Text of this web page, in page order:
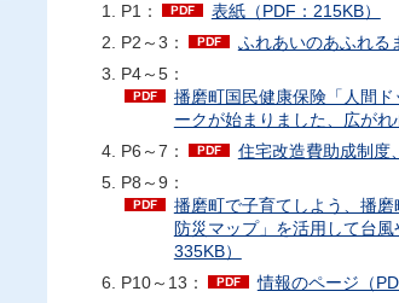
P1：
表紙（PDF：215KB）
P2～3：
ふれあいのあふれる
P4～5：
播磨町国民健康保険「人間
ークが始まりました、広がれ
P6～7：
住宅改造費助成制度
P8～9：
播磨町で子育てしよう、播
防災マップ」を活用して台
335KB）
P10～13：
情報のページ（